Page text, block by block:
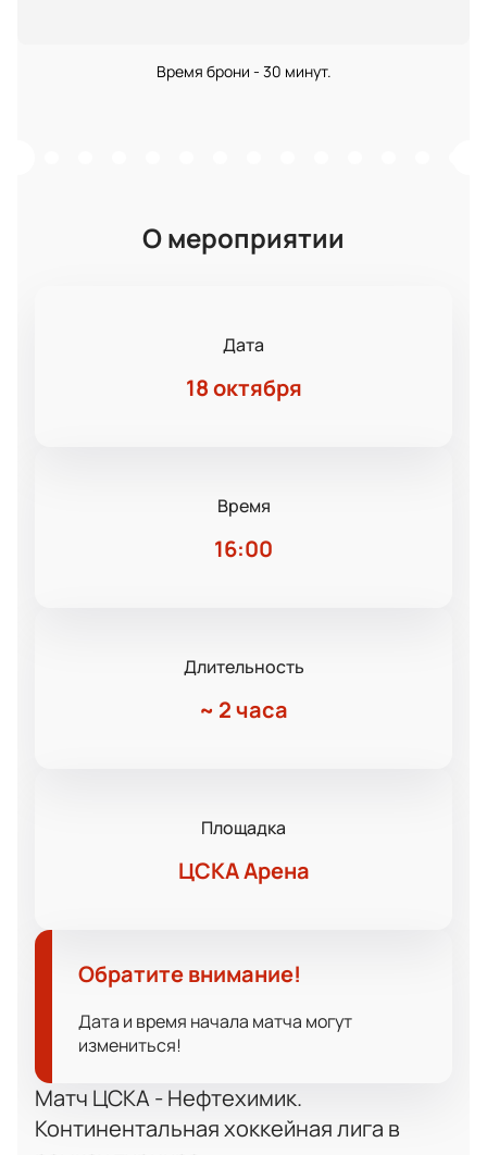
Время брони - 30 минут.
О мероприятии
Дата
18 октября
Время
16:00
Длительность
~ 2 часа
Площадка
ЦСКА Арена
Обратите внимание!
Дата и время начала матча могут
измениться!
Матч ЦСКА - Нефтехимик.
Континентальная хоккейная лига в